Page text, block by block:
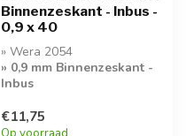
Binnenzeskant - Inbus -
0,9 x 40
» Wera 2054
» 0,9 mm Binnenzeskant -
Inbus
» Kwaliteit
Microschroevendraaier
€11,75